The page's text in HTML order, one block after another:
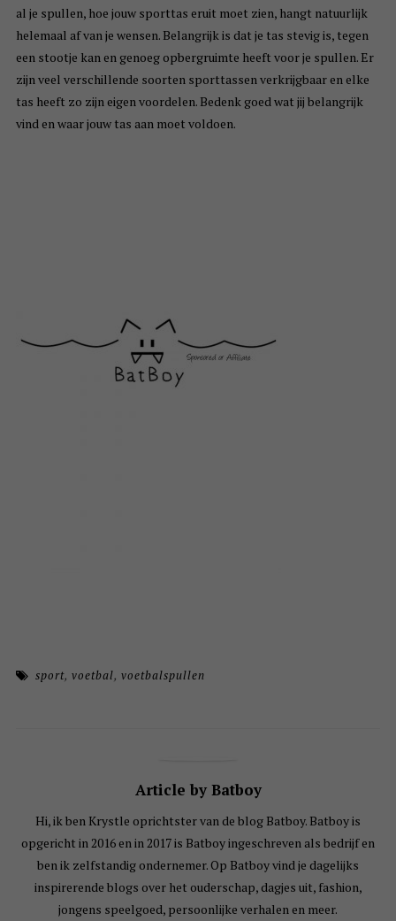
al je spullen, hoe jouw sporttas eruit moet zien, hangt natuurlijk
helemaal af van je wensen. Belangrijk is dat je tas stevig is, tegen
een stootje kan en genoeg opbergruimte heeft voor je spullen. Er
zijn veel verschillende soorten sporttassen verkrijgbaar en elke
tas heeft zo zijn eigen voordelen. Bedenk goed wat jij belangrijk
vind en waar jouw tas aan moet voldoen.
sport,voetbal,voetbalspullen
Article by Batboy
Hi, ik ben Krystle oprichtster van de blog Batboy. Batboy is
opgericht in 2016 en in 2017 is Batboy ingeschreven als bedrijf en
ben ik zelfstandig ondernemer. Op Batboy vind je dagelijks
inspirerende blogs over het ouderschap, dagjes uit, fashion,
jongens speelgoed, persoonlijke verhalen en meer.